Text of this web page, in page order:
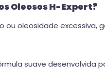
Oleosos H-Expert?
oleosidade excessiva,
suave